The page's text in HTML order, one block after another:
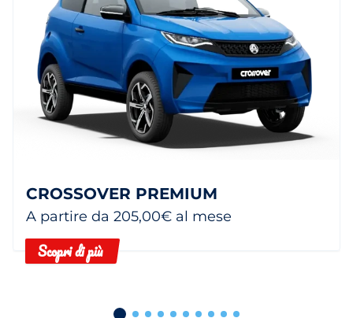
CROSSOVER PREMIUM
A partire da 205,00€ al mese
Scopri di più